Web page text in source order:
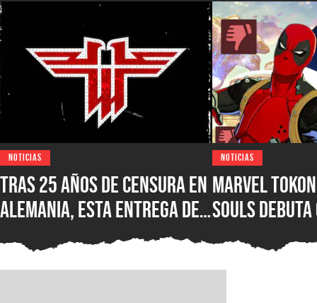
NOTICIAS
Tras 25 años de censura en
Alemania, esta entrega de
Wolfenstein por fin está
disponible en su versión
NOTICIAS
Marvel
Souls debuta
reseñas
Steam,